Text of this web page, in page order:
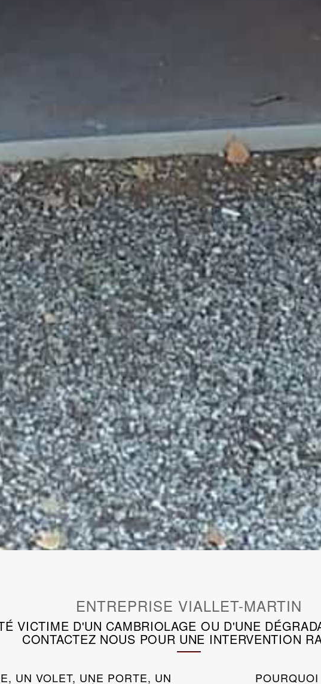
ENTREPRISE VIALLET-MARTIN
VICTIME D'UN CAMBRIOLAGE OU D'UNE
CONTACTEZ NOUS POUR UNE INTERVENTION
UN VOLET, UNE PORTE, UN